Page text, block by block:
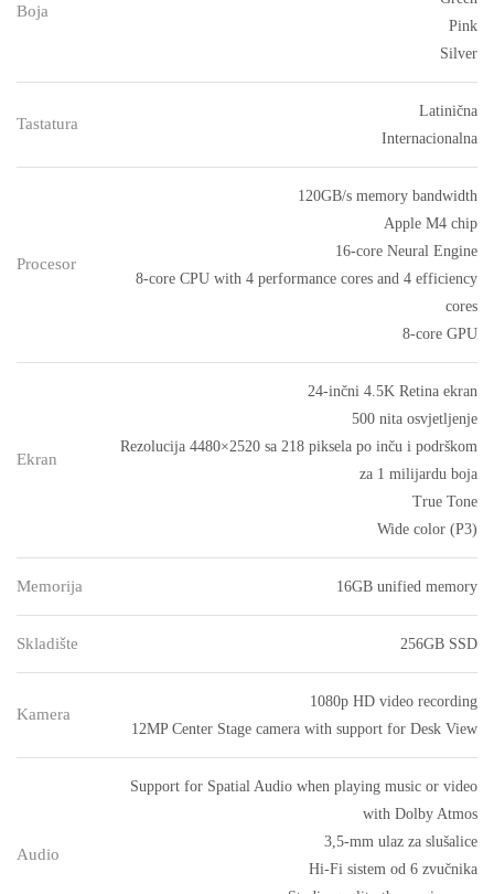
Boja
Pink
Silver
Tastatura
Latinična
Internacionalna
Procesor
120GB/s memory bandwidth
Apple M4 chip
16-core Neural Engine
8-core CPU with 4 perform­ance cores and 4 efficiency
cores
8-core GPU
Ekran
24-inčni 4.5K Retina ekran
500 nita osvjetljenje
Rezolucija 4480×2520 sa 218 piksela po inču i podrškom
za 1 milijardu boja
True Tone
Wide color (P3)
Memorija 16GB unified memory
Skladište 256GB SSD
Kamera
1080p HD video recording
12MP Center Stage camera with support for Desk View
Audio
Support for Spatial Audio when playing music or video
with Dolby Atmos
3,5-mm ulaz za slušalice
Hi-Fi sistem od 6 zvučnika